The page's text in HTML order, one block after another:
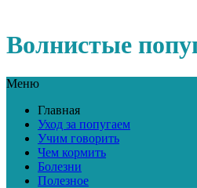
Волнистые
Меню
Главная
Уход за попугаем
Учим говорить
Чем кормить
Болезни
Полезное